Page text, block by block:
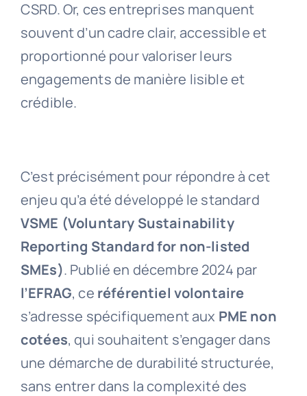
CSRD. Or, ces entreprises manquent
souvent d’un cadre clair, accessible et
proportionné pour valoriser leurs
engagements de manière lisible et
crédible.
C’est précisément pour répondre à cet
enjeu qu’a été développé le standard
VSME (Voluntary Sustainability
Reporting Standard for non-listed
SMEs). Publié en décembre 2024 par
l’EFRAG, ce référentiel volontaire
s’adresse spécifiquement aux PME non
cotées, qui souhaitent s’engager dans
une démarche de durabilité structurée,
sans entrer dans la complexité des